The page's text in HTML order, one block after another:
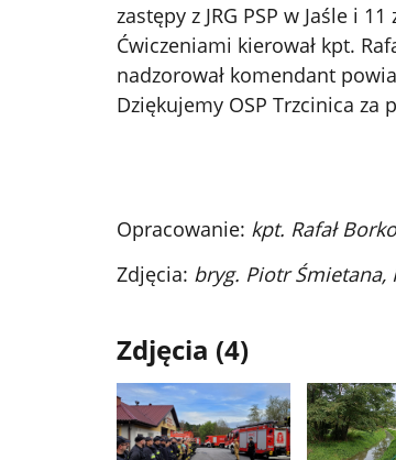
zastępy z JRG PSP w Jaśle i
Ćwiczeniami kierował kpt.
nadzorował komendant
Dziękujemy OSP Trzcinica
Opracowanie: kpt. Rafał
Zdjęcia: bryg. Piotr Śmietana,
Zdjęcia (4)